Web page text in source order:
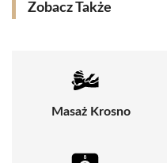
Zobacz Także
Masaż Krosno